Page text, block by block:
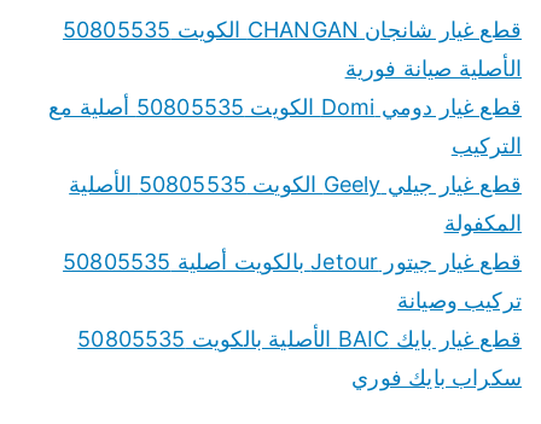
قطع غيار شانجان CHANGAN الكويت 50805535
الأصلية صيانة فورية
قطع غيار دومي Domi الكويت 50805535 أصلية مع
التركيب
قطع غيار جيلي Geely الكويت 50805535 الأصلية
المكفولة
قطع غيار جيتور Jetour بالكويت أصلية 50805535
تركيب وصيانة
قطع غيار بايك BAIC الأصلية بالكويت 50805535
سكراب بايك فوري